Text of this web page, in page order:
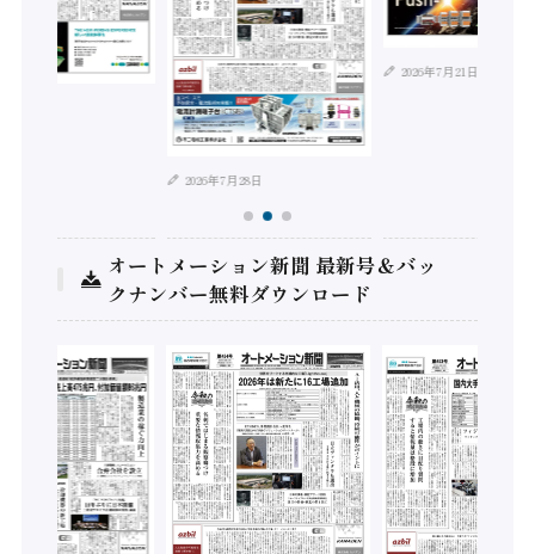
2026年7月28日
2026年7月21日
オートメーション新聞 最新号＆バッ
クナンバー無料ダウンロード